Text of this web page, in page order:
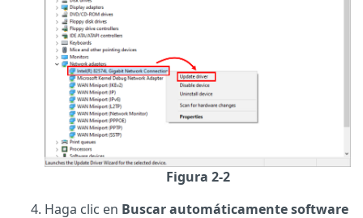
Figura 2-2
Haga clic en Buscar automáticamente software